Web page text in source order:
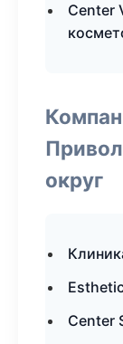
Center
округ
Center